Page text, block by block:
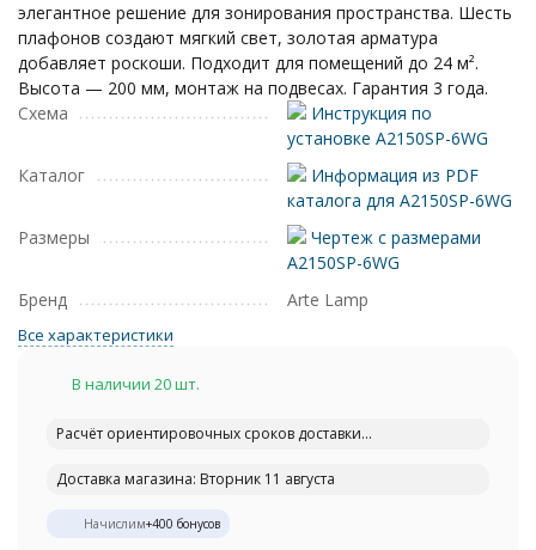
элегантное решение для зонирования пространства. Шесть
плафонов создают мягкий свет, золотая арматура
добавляет роскоши. Подходит для помещений до 24 м².
Высота — 200 мм, монтаж на подвесах. Гарантия 3 года.
Схема
Инструкция по
установке A2150SP-6WG
Каталог
Информация из PDF
каталога для A2150SP-6WG
Размеры
Чертеж с размерами
A2150SP-6WG
Бренд
Arte Lamp
Все характеристики
В наличии 20 шт.
Расчёт ориентировочных сроков доставки...
Доставка магазина: Вторник 11 августа
Начислим+400 бонусов